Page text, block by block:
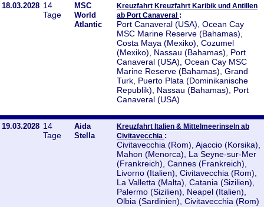
18.03.2028 14
Tage
MSC
World
Atlantic
Kreuzfahrt Kreuzfahrt Karibik und Antillen
ab Port Canaveral :
Port Canaveral (USA), Ocean Cay
MSC Marine Reserve (Bahamas),
Costa Maya (Mexiko), Cozumel
(Mexiko), Nassau (Bahamas), Port
Canaveral (USA), Ocean Cay MSC
Marine Reserve (Bahamas), Grand
Turk, Puerto Plata (Dominikanische
Republik), Nassau (Bahamas), Port
Canaveral (USA)
19.03.2028 14
Tage
Aida
Stella
Kreuzfahrt Italien & Mittelmeerinseln ab
Civitavecchia :
Civitavecchia (Rom), Ajaccio (Korsika),
Mahon (Menorca), La Seyne-sur-Mer
(Frankreich), Cannes (Frankreich),
Livorno (Italien), Civitavecchia (Rom),
La Valletta (Malta), Catania (Sizilien),
Palermo (Sizilien), Neapel (Italien),
Olbia (Sardinien), Civitavecchia (Rom)